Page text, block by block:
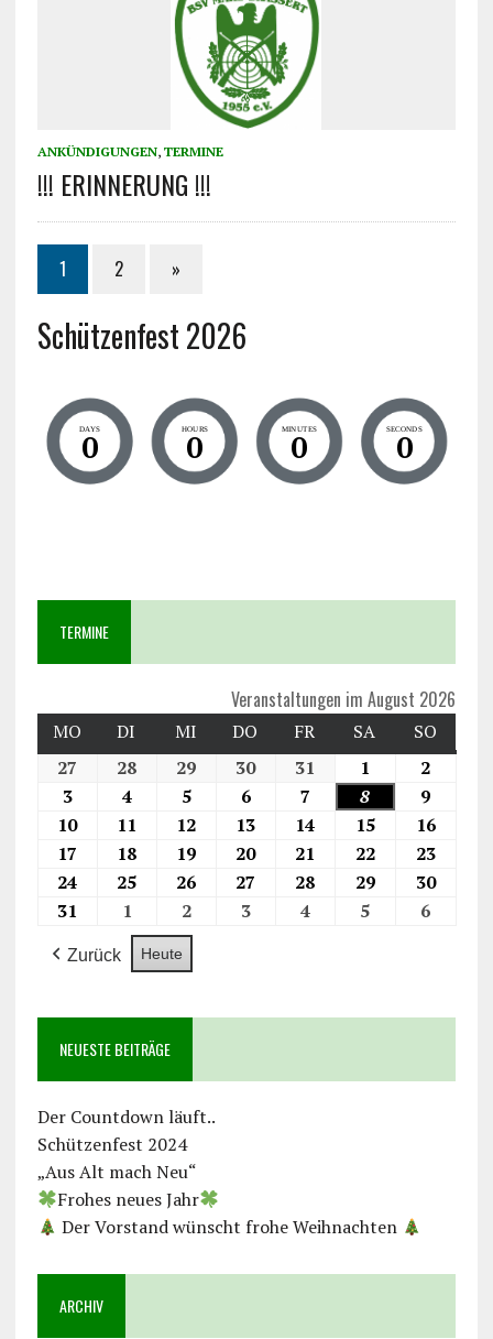
ANKÜNDIGUNGEN, TERMINE
!!! ERINNERUNG !!!
1 2 »
Schützenfest 2026
DAYS
0 HOURS
0 MINUTES
0 SECONDS
0
TERMINE
Veranstaltungen im August 2026
MO DI MI DO FR SA
SO
27
28 29 30 31 1
2
3
4 5 6 7 8
9
10
11 12 13 14 15
16
17
18 19 20 21 22
23
24
25 26 27 28 29
30
31
1 2 3 4 5 6
Zurück Heute
NEUESTE BEITRÄGE
Der Countdown läuft..
Schützenfest 2024
„Aus Alt mach Neu“
Frohes neues Jahr
Der Vorstand wünscht frohe Weihnachten
ARCHIV